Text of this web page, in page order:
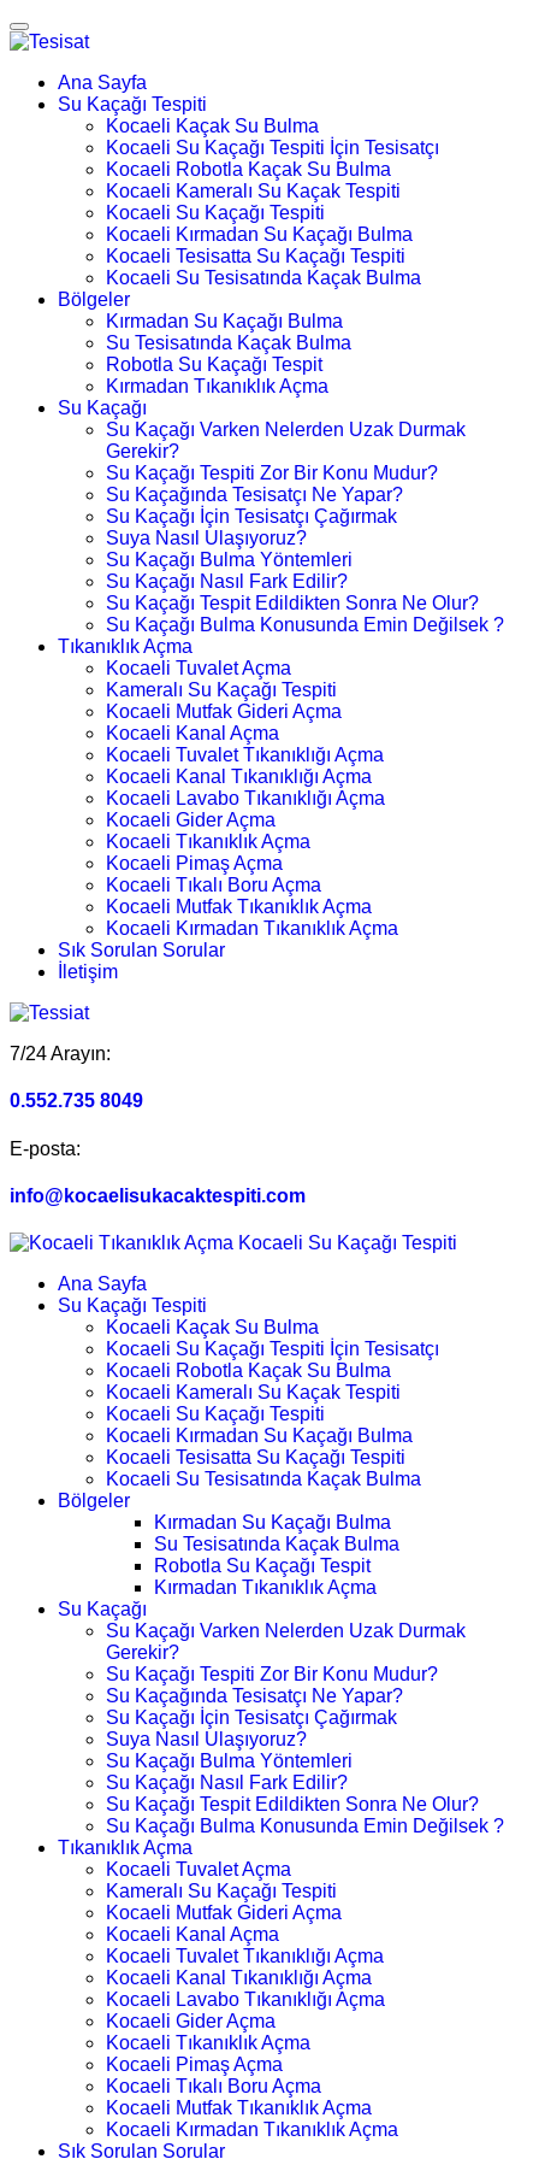
Ana Sayfa
Su Kaçağı Tespiti
Kocaeli Kaçak Su Bulma
Kocaeli Su Kaçağı Tespiti İçin Tesisatçı
Kocaeli Robotla Kaçak Su Bulma
Kocaeli Kameralı Su Kaçak Tespiti
Kocaeli Su Kaçağı Tespiti
Kocaeli Kırmadan Su Kaçağı Bulma
Kocaeli Tesisatta Su Kaçağı Tespiti
Kocaeli Su Tesisatında Kaçak Bulma
Bölgeler
Kırmadan Su Kaçağı Bulma
Su Tesisatında Kaçak Bulma
Robotla Su Kaçağı Tespit
Kırmadan Tıkanıklık Açma
Su Kaçağı
Su Kaçağı Varken Nelerden Uzak Durmak
Gerekir?
Su Kaçağı Tespiti Zor Bir Konu Mudur?
Su Kaçağında Tesisatçı Ne Yapar?
Su Kaçağı İçin Tesisatçı Çağırmak
Suya Nasıl Ulaşıyoruz?
Su Kaçağı Bulma Yöntemleri
Su Kaçağı Nasıl Fark Edilir?
Su Kaçağı Tespit Edildikten Sonra Ne Olur?
Su Kaçağı Bulma Konusunda Emin Değilsek ?
Tıkanıklık Açma
Kocaeli Tuvalet Açma
Kameralı Su Kaçağı Tespiti
Kocaeli Mutfak Gideri Açma
Kocaeli Kanal Açma
Kocaeli Tuvalet Tıkanıklığı Açma
Kocaeli Kanal Tıkanıklığı Açma
Kocaeli Lavabo Tıkanıklığı Açma
Kocaeli Gider Açma
Kocaeli Tıkanıklık Açma
Kocaeli Pimaş Açma
Kocaeli Tıkalı Boru Açma
Kocaeli Mutfak Tıkanıklık Açma
Kocaeli Kırmadan Tıkanıklık Açma
Sık Sorulan Sorular
İletişim
7/24 Arayın:
0.552.735 8049
E-posta:
info@kocaelisukacaktespiti.com
Ana Sayfa
Su Kaçağı Tespiti
Kocaeli Kaçak Su Bulma
Kocaeli Su Kaçağı Tespiti İçin Tesisatçı
Kocaeli Robotla Kaçak Su Bulma
Kocaeli Kameralı Su Kaçak Tespiti
Kocaeli Su Kaçağı Tespiti
Kocaeli Kırmadan Su Kaçağı Bulma
Kocaeli Tesisatta Su Kaçağı Tespiti
Kocaeli Su Tesisatında Kaçak Bulma
Bölgeler
Kırmadan Su Kaçağı Bulma
Su Tesisatında Kaçak Bulma
Robotla Su Kaçağı Tespit
Kırmadan Tıkanıklık Açma
Su Kaçağı
Su Kaçağı Varken Nelerden Uzak Durmak
Gerekir?
Su Kaçağı Tespiti Zor Bir Konu Mudur?
Su Kaçağında Tesisatçı Ne Yapar?
Su Kaçağı İçin Tesisatçı Çağırmak
Suya Nasıl Ulaşıyoruz?
Su Kaçağı Bulma Yöntemleri
Su Kaçağı Nasıl Fark Edilir?
Su Kaçağı Tespit Edildikten Sonra Ne Olur?
Su Kaçağı Bulma Konusunda Emin Değilsek ?
Tıkanıklık Açma
Kocaeli Tuvalet Açma
Kameralı Su Kaçağı Tespiti
Kocaeli Mutfak Gideri Açma
Kocaeli Kanal Açma
Kocaeli Tuvalet Tıkanıklığı Açma
Kocaeli Kanal Tıkanıklığı Açma
Kocaeli Lavabo Tıkanıklığı Açma
Kocaeli Gider Açma
Kocaeli Tıkanıklık Açma
Kocaeli Pimaş Açma
Kocaeli Tıkalı Boru Açma
Kocaeli Mutfak Tıkanıklık Açma
Kocaeli Kırmadan Tıkanıklık Açma
Sık Sorulan Sorular